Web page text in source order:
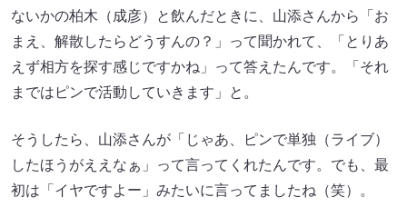
ないかの柏木（成彦）と飲んだときに、山添さんから「お
まえ、解散したらどうすんの？」って聞かれて、「とりあ
えず相方を探す感じですかね」って答えたんです。「それ
まではピンで活動していきます」と。
そうしたら、山添さんが「じゃあ、ピンで単独（ライブ）
したほうがええなぁ」って言ってくれたんです。でも、最
初は「イヤですよー」みたいに言ってましたね（笑）。